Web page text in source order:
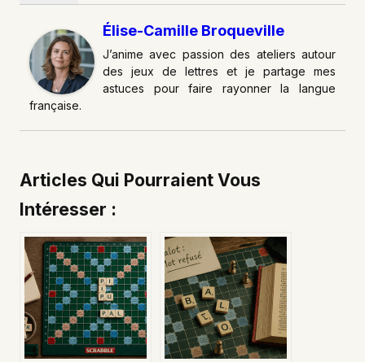
Élise-Camille Broqueville
J’anime avec passion des ateliers autour
des jeux de lettres et je partage mes
astuces pour faire rayonner la langue
française.
Articles Qui Pourraient Vous
Intéresser :